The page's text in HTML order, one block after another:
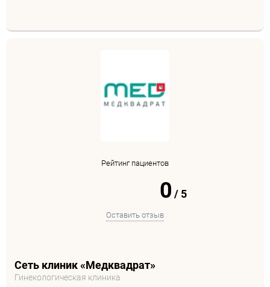
Рейтинг пациентов
0 / 5
Оставить отзыв
Сеть клиник «Медквадрат»
Гинекологическая клиника